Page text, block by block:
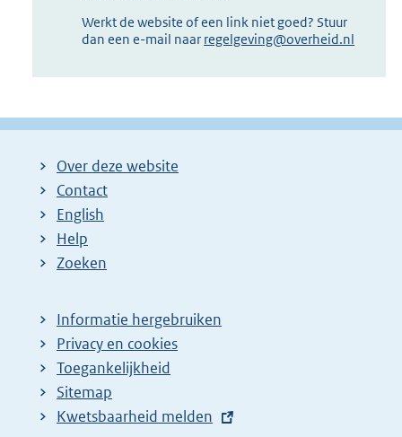
Werkt de website of een link niet goed? Stuur
dan een e-mail naar regelgeving@overheid.nl
Over deze website
Contact
English
Help
Zoeken
Informatie hergebruiken
Privacy en cookies
Toegankelijkheid
Sitemap
E
Kwetsbaarheid melden